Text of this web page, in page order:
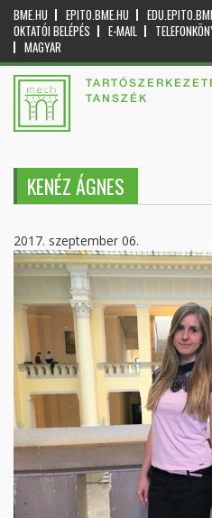
BME.HU EPITO.BME.HU
OKTATÓI BELÉPÉS
E-MAIL
MAGYAR
TANSZÉK
KENÉZ ÁGNES
2017. szeptember 06.